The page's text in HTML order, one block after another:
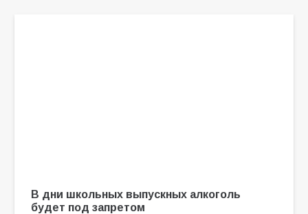
В дни школьных выпускных алкоголь
будет под запретом